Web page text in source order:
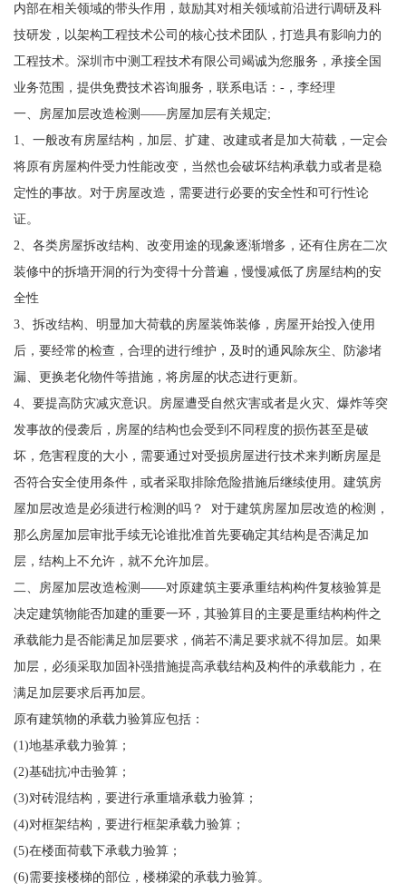
内部在相关领域的带头作用，鼓励其对相关领域前沿进行调研及科
技研发，以架构工程技术公司的核心技术团队，打造具有影响力的
工程技术。深圳市中测工程技术有限公司竭诚为您服务，承接全国
业务范围，提供免费技术咨询服务，联系电话：-，李经理
一、房屋加层改造检测——房屋加层有关规定;
1、一般改有房屋结构，加层、扩建、改建或者是加大荷载，一定会
将原有房屋构件受力性能改变，当然也会破坏结构承载力或者是稳
定性的事故。对于房屋改造，需要进行必要的安全性和可行性论
证。
2、各类房屋拆改结构、改变用途的现象逐渐增多，还有住房在二次
装修中的拆墙开洞的行为变得十分普遍，慢慢减低了房屋结构的安
全性
3、拆改结构、明显加大荷载的房屋装饰装修，房屋开始投入使用
后，要经常的检查，合理的进行维护，及时的通风除灰尘、防渗堵
漏、更换老化物件等措施，将房屋的状态进行更新。
4、要提高防灾减灾意识。房屋遭受自然灾害或者是火灾、爆炸等突
发事故的侵袭后，房屋的结构也会受到不同程度的损伤甚至是破
坏，危害程度的大小，需要通过对受损房屋进行技术来判断房屋是
否符合安全使用条件，或者采取排除危险措施后继续使用。建筑房
屋加层改造是必须进行检测的吗？ 对于建筑房屋加层改造的检测，
那么房屋加层审批手续无论谁批准首先要确定其结构是否满足加
层，结构上不允许，就不允许加层。
二、房屋加层改造检测——对原建筑主要承重结构构件复核验算是
决定建筑物能否加建的重要一环，其验算目的主要是重结构构件之
承载能力是否能满足加层要求，倘若不满足要求就不得加层。如果
加层，必须采取加固补强措施提高承载结构及构件的承载能力，在
满足加层要求后再加层。
原有建筑物的承载力验算应包括：
(1)地基承载力验算；
(2)基础抗冲击验算；
(3)对砖混结构，要进行承重墙承载力验算；
(4)对框架结构，要进行框架承载力验算；
(5)在楼面荷载下承载力验算；
(6)需要接楼梯的部位，楼梯梁的承载力验算。